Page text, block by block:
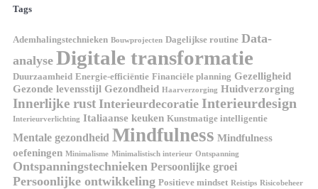
Tags
Ademhalingstechnieken Bouwprojecten Dagelijkse routine Data-
analyse Digitale transformatie
Duurzaamheid Energie-efficiëntie Financiële planning Gezelligheid
Gezonde levensstijl Gezondheid Haarverzorging Huidverzorging
Innerlijke rust Interieurdecoratie Interieurdesign
Interieurverlichting Italiaanse keuken Kunstmatige intelligentie
Mentale gezondheid Mindfulness Mindfulness
oefeningen Minimalisme Minimalistisch interieur Ontspanning
Ontspanningstechnieken Persoonlijke groei
Persoonlijke ontwikkeling Positieve mindset Reistips Risicobeheer